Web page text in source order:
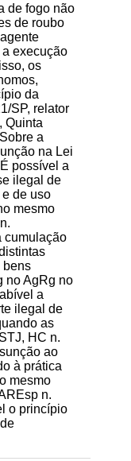
de fogo não
de roubo
execução
os
da
SP, relator
Quinta
a
na Lei
possível a
ilegal de
de uso
mesmo
cumulação
bens
no AgRg no
a
ilegal de
as
HC n.
ao
à prática
mesmo
n.
o princípio